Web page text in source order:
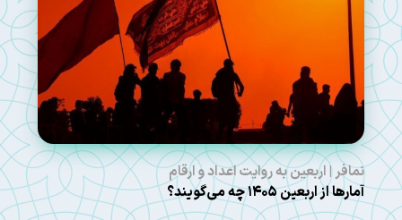
نمافر | اربعین به روایت اعداد و ارقام
آمارها از اربعین ۱۴۰۵ چه می‌گویند؟